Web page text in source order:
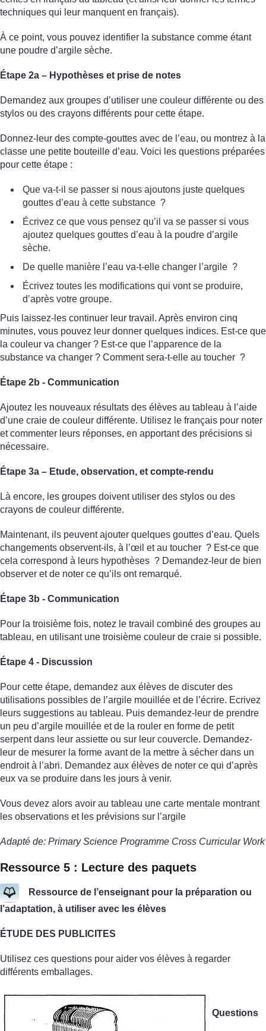
techniques qui leur manquent en français).
À ce point, vous pouvez identifier la substance comme étant
une poudre d’argile sèche.
Étape 2a – Hypothèses et prise de notes
Demandez aux groupes d’utiliser une couleur différente ou des
stylos ou des crayons différents pour cette étape.
Donnez-leur des compte-gouttes avec de l’eau, ou montrez à la
classe une petite bouteille d’eau. Voici les questions préparées
pour cette étape :
Que va-t-il se passer si nous ajoutons juste quelques
gouttes d’eau à cette substance ?
Écrivez ce que vous pensez qu’il va se passer si vous
ajoutez quelques gouttes d’eau à la poudre d’argile
sèche.
De quelle manière l’eau va-t-elle changer l’argile ?
Écrivez toutes les modifications qui vont se produire,
d’après votre groupe.
Puis laissez-les continuer leur travail. Après environ cinq
minutes, vous pouvez leur donner quelques indices. Est-ce que
la couleur va changer ? Est-ce que l’apparence de la
substance va changer ? Comment sera-t-elle au toucher ?
Étape 2b - Communication
Ajoutez les nouveaux résultats des élèves au tableau à l’aide
d’une craie de couleur différente. Utilisez le français pour noter
et commenter leurs réponses, en apportant des précisions si
nécessaire.
Étape 3a – Etude, observation, et compte-rendu
Là encore, les groupes doivent utiliser des stylos ou des
crayons de couleur différente.
Maintenant, ils peuvent ajouter quelques gouttes d’eau. Quels
changements observent-ils, à l’œil et au toucher ? Est-ce que
cela correspond à leurs hypothèses ? Demandez-leur de bien
observer et de noter ce qu’ils ont remarqué.
Étape 3b - Communication
Pour la troisième fois, notez le travail combiné des groupes au
tableau, en utilisant une troisième couleur de craie si possible.
Étape 4 - Discussion
Pour cette étape, demandez aux élèves de discuter des
utilisations possibles de l’argile mouillée et de l’écrire. Ecrivez
leurs suggestions au tableau. Puis demandez-leur de prendre
un peu d’argile mouillée et de la rouler en forme de petit
serpent dans leur assiette ou sur leur couvercle. Demandez-
leur de mesurer la forme avant de la mettre à sécher dans un
endroit à l’abri. Demandez aux élèves de noter ce qui d’après
eux va se produire dans les jours à venir.
Vous devez alors avoir au tableau une carte mentale montrant
les observations et les prévisions sur l’argile
Adapté de: Primary Science Programme Cross Curricular Work
Ressource 5 : Lecture des paquets
Ressource de l’enseignant pour la préparation ou
l’adaptation, à utiliser avec les élèves
ÉTUDE DES PUBLICITES
Utilisez ces questions pour aider vos élèves à regarder
différents emballages.
Questions